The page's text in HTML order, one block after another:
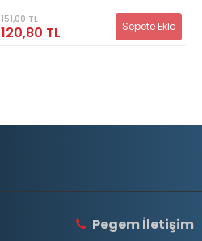
151,00 TL
120,80 TL Sepete Ekle
Pegem İletişim